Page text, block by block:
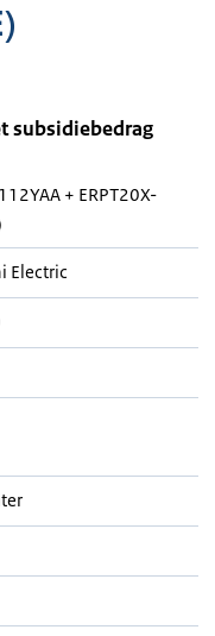
subsidiebedrag
+ ERPT20X-
Electric